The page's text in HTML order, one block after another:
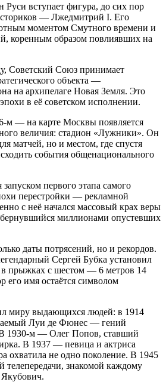
Руси вступает фигура, до сих пор
— Лжедмитрий I. Его
моментом Смутного времени и
коренным образом повлиявших на
Советский Союз принимает
объекта —
на архипелаге Новая Земля. Это
в её советском исполнении.
м — на карте Москвы появляется
величия: стадион «Лужники». Он
матчей, но и местом, где спустя
события общенационального
запуском первого этапа самого
перестройки — рекламной
с неё начался массовый крах веры
миллионами опустевших
даты потрясений, но и рекордов.
Сергей Бубка установил
прыжках с шестом — 6 метров 14
его имя остаётся символом
миру выдающихся людей: в 1914
Луи де Фюнес — гений
1930-м — Олег Попов, ставший
В 1937 — певица и актриса
охватила не одно поколение. В 1945
знакомой каждому